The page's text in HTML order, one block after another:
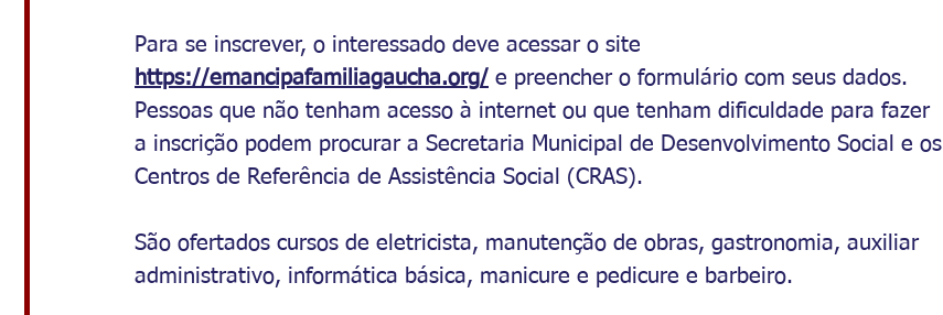
Para se inscrever, o interessado deve acessar o site
https://emancipafamiliagaucha.org/ e preencher o formulário com seus dados.
Pessoas que não tenham acesso à internet ou que tenham dificuldade para fazer
a inscrição podem procurar a Secretaria Municipal de Desenvolvimento Social e os
Centros de Referência de Assistência Social (CRAS).
São ofertados cursos de eletricista, manutenção de obras, gastronomia, auxiliar
administrativo, informática básica, manicure e pedicure e barbeiro.